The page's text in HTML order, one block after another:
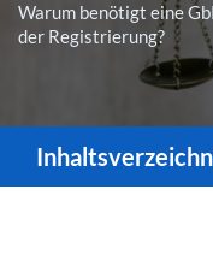
Warum benötigt eine
der Registrierung?